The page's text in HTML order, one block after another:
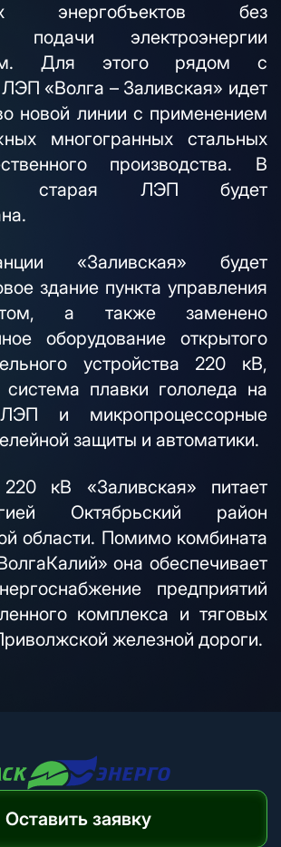
энергобъектов без
подачи электроэнергии
Для этого рядом с
«Волга – Заливская» идет
новой линии с применением
многогранных стальных
производства. В
старая ЛЭП будет
«Заливская» будет
здание пункта управления
а также заменено
оборудование открытого
устройства 220 кВ,
система плавки гололеда на
и микропроцессорные
защиты и автоматики.
кВ «Заливская» питает
Октябрьский район
области. Помимо комбината
она обеспечивает
предприятий
комплекса и тяговых
железной дороги.
Оставить заявку